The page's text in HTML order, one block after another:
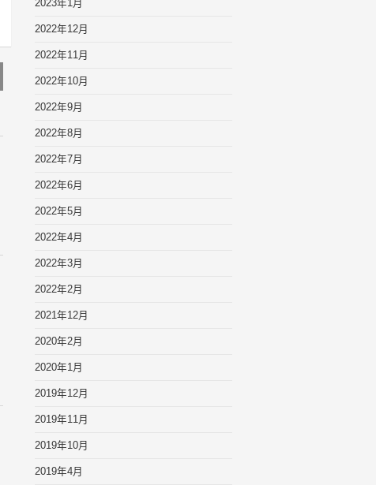
2023年1月
2022年12月
2022年11月
2022年10月
2022年9月
2022年8月
2022年7月
2022年6月
2022年5月
2022年4月
2022年3月
2022年2月
2021年12月
2020年2月
2020年1月
2019年12月
2019年11月
2019年10月
2019年4月